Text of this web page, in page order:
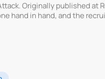
Originally published at
hand in hand, and the